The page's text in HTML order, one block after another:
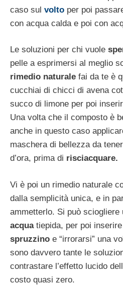
caso sul volto per poi
con acqua calda e poi con
Le soluzioni per chi vuole
pelle a esprimersi al meglio
rimedio naturale fai da te è
cucchiai di chicci di avena
succo di limone per poi
Una volta che il composto è
anche in questo caso
maschera di bellezza da
d’ora, prima di risciacquare.
Vi è poi un rimedio naturale
dalla semplicità unica, e in
ammetterlo. Si può sciogliere
acquatiepida, per poi
spruzzino e “irrorarsi” una
sono davvero tante le
contrastare l’effetto lucido
costo quasi zero.